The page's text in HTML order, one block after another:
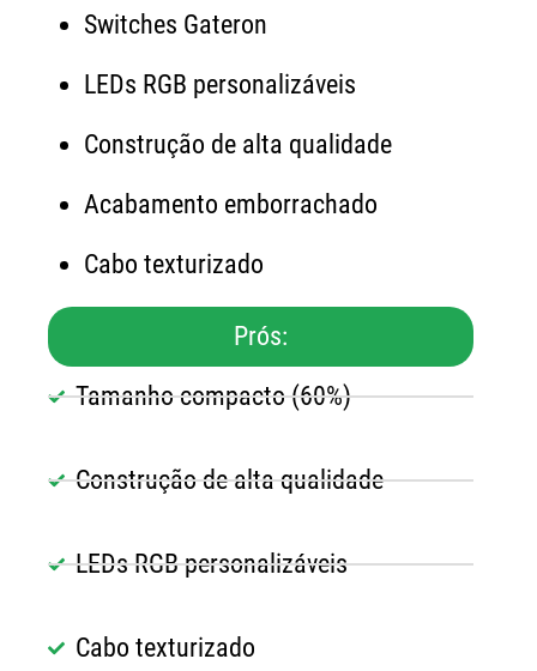
Switches Gateron
LEDs RGB personalizáveis
Construção de alta qualidade
Acabamento emborrachado
Cabo texturizado
Prós:
Tamanho compacto (60%)
Construção de alta qualidade
LEDs RGB personalizáveis
Cabo texturizado